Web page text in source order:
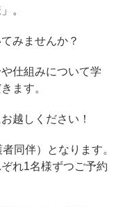
。
みませんか？
仕組みについて学
ます。
越しください！
同伴）となります。
れ1名様ずつご予約